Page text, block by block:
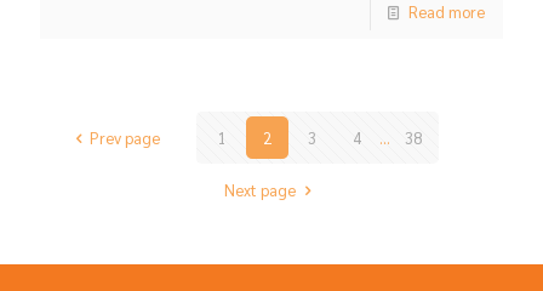
Read more
Prev page 1 2 3 4 ... 38
Next page